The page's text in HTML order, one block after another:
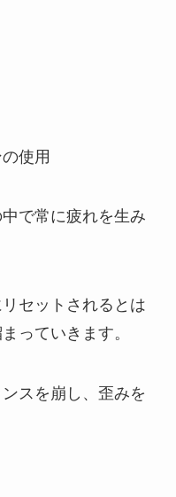
使用
で常に疲れを生み
セットされるとは
っていきます。
スを崩し、歪みを